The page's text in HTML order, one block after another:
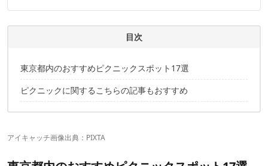
ally_sasakiのプロフィール
目次
東京都内のおすすめピクニックスポット17選
ピクニックに関するこちらの記事もおすすめ
アイキャッチ画像出典：PIXTA